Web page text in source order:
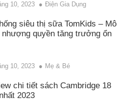
10, 2023 Điện Gia Dụng
siêu thị sữa TomKids – Mô
nhượng quyền tăng trưởng ổn
10, 2023 Mẹ & Bé
chi tiết sách Cambridge 18
2023